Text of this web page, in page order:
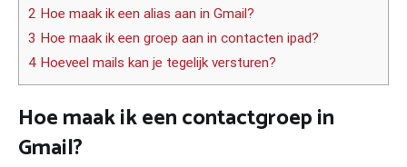
2 Hoe maak ik een alias aan in Gmail?
3 Hoe maak ik een groep aan in contacten ipad?
4 Hoeveel mails kan je tegelijk versturen?
Hoe maak ik een contactgroep in
Gmail?